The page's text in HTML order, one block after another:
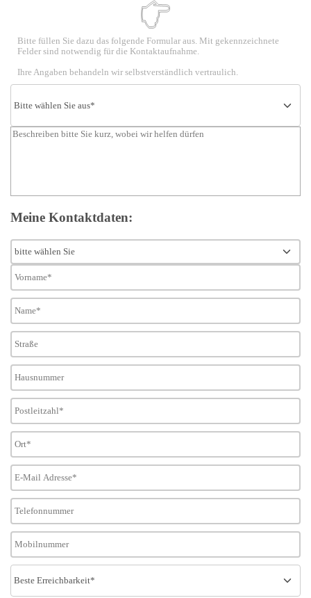
Bitte füllen Sie dazu das folgende Formular aus. Mit gekennzeichnete
Felder sind notwendig für die Kontaktaufnahme.
Ihre Angaben behandeln wir selbstverständlich vertraulich.
Meine Kontaktdaten: